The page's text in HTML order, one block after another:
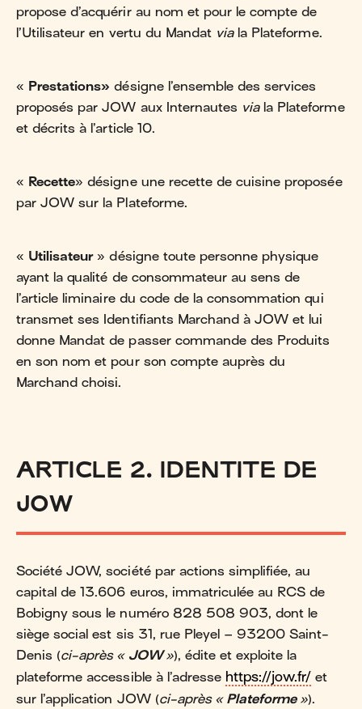
propose d’acquérir au nom et pour le compte de
l’Utilisateur en vertu du Mandat viala Plateforme.
« Prestations» désigne l’ensemble des services
proposés par JOW aux Internautes viala Plateforme
et décrits à l’article 10.
« Recette» désigne une recette de cuisine proposée
par JOW sur la Plateforme.
« Utilisateur» désigne toute personne physique
ayant la qualité de consommateur au sens de
l’article liminaire du code de la consommation qui
transmet ses Identifiants Marchand à JOW et lui
donne Mandat de passer commande des Produits
en son nom et pour son compte auprès du
Marchand choisi.
ARTICLE 2. IDENTITE DE
JOW
Société JOW, société par actions simplifiée, au
capital de 13.606 euros, immatriculée au RCS de
Bobigny sous le numéro 828 508 903, dont le
siège social est sis 31, rue Pleyel – 93200 Saint-
Denis (ci-après « JOW»), édite et exploite la
plateforme accessible à l’adresse https://jow.fr/ et
sur l’application JOW (ci-après « Plateforme»).